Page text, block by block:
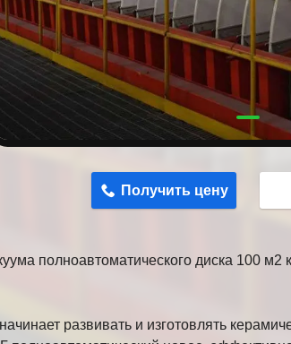
Получить цену
полноавтоматического диска 100
развивать и изготовлять